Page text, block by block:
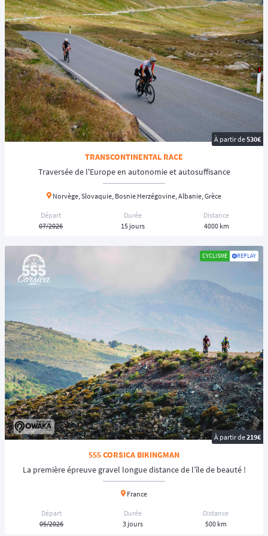
aventure cycliste
Que vous visiez la ligne d'arrivée de laRace Across Franceou que vous
cherchiez l'adrénaline d'unBikingMan, la France offre des routes
parfaitement adaptées à l'aventure sur bitume. Le cyclisme sur route se
réinvente, et c'est le moment idéal pour rejoindre le mouvement.
À partir de530€
TRANSCONTINENTAL RACE
Traversée de l'Europe en autonomie et autosuffisance
Norvège, Slovaquie, Bosnie Herzégovine, Albanie, Grèce
Départ
07/2026
Durée
15 jours
Distance
4000 km
CYCLISME REPLAY
À partir de219€
555 CORSICA BIKINGMAN
La première épreuve gravel longue distance de l’île de beauté !
France
Départ
05/2026
Durée
3 jours
Distance
500 km